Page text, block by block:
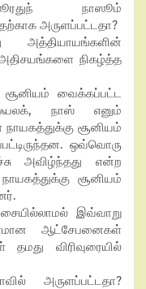
நாஸூம்
அருளப்பட்டதா?
அத்தியாயங்களின்
அதிசயங்களை நிகழ்த்த
வைக்கப்பட்ட
நாஸ் எனும்
சூனியம்
ஒவ்வொரு
அவிழ்ந்தது என்ற
சூனியம்
இவ்வாறு
ஆட்சேபனைகள்
விரிவுரையில்
அருளப்பட்டதா?